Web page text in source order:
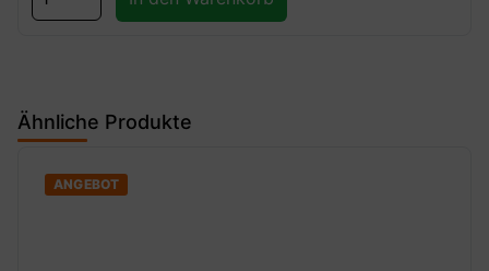
Ähnliche Produkte
ANGEBOT